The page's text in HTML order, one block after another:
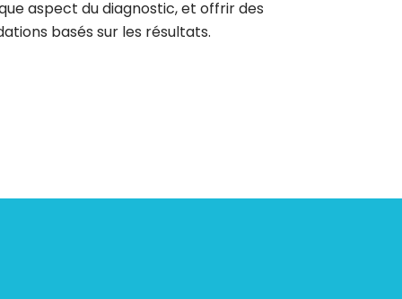
aspect du diagnostic, et offrir des
basés sur les résultats.